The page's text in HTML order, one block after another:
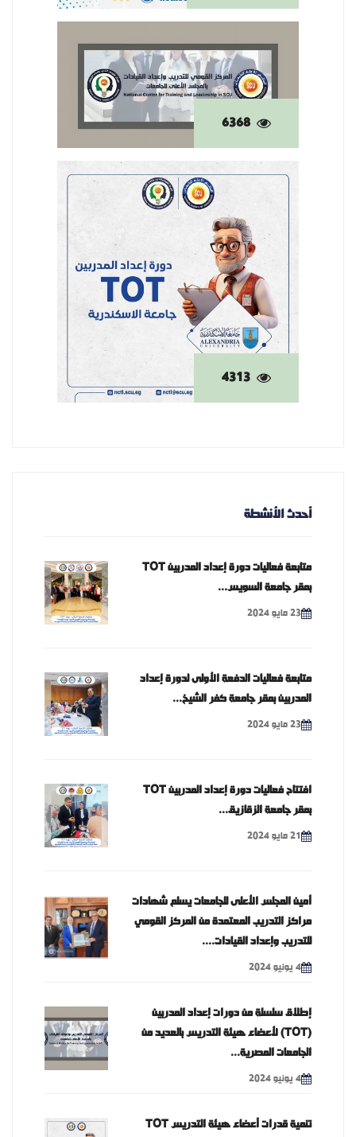
6368
4313
أحدث الأنشطة
متابعة فعاليات دورة إعداد المدربين TOT
بمقر جامعة السويس...
23 مايو 2024
متابعة فعاليات الدفعة الأولى لدورة إعداد
المدربين بمقر جامعة كفر الشيخ...
23 مايو 2024
افتتاح فعاليات دورة إعداد المدربين TOT
بمقر جامعة الزقازيق...
21 مايو 2024
أمين المجلس الأعلى للجامعات يسلم شهادات
مراكز التدريب المعتمدة من المركز القومي
للتدريب وإعداد القيادات....
4 يونيو 2024
إطلاق سلسلة من دورات إعداد المدربين
(TOT) لأعضاء هيئة التدريس بالعديد من
الجامعات المصرية...
4 يونيو 2024
تنمية قدرات أعضاء هيئة التدريس TOT